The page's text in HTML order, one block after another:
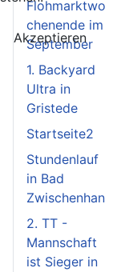
Flohmarktwo
chenende im
September
1. Backyard
Ultra in
Gristede
Startseite2
Stundenlauf
in Bad
Zwischenhan
2. TT -
Mannschaft
ist Sieger in
Akzeptieren